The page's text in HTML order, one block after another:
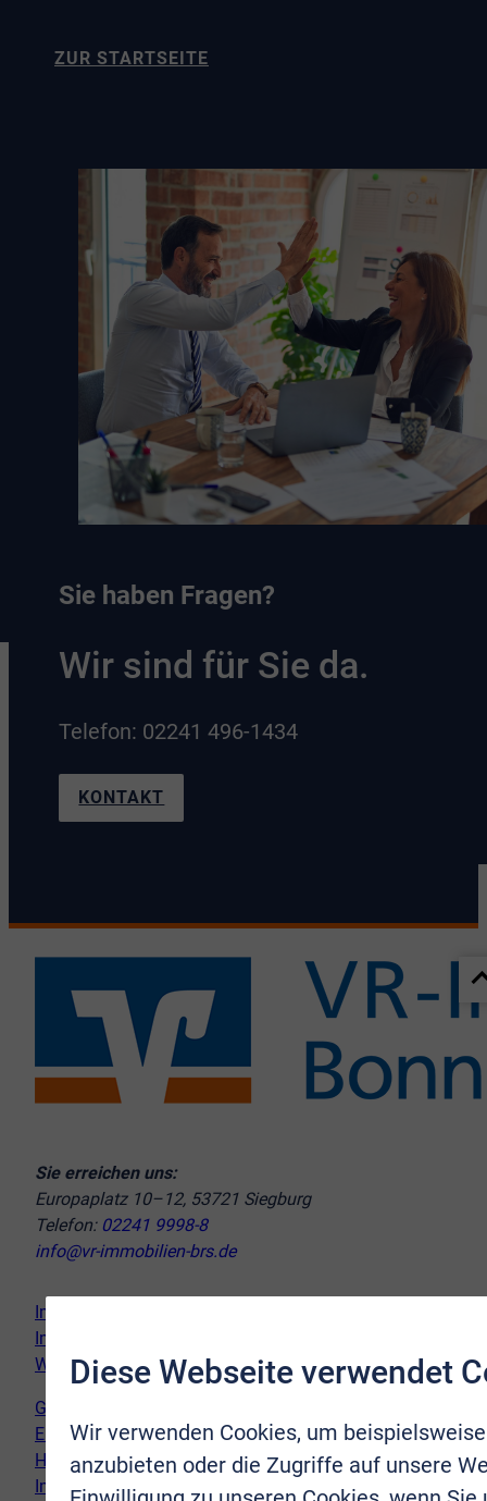
ZUR STARTSEITE
Sie haben Fragen?
Wir sind für Sie da.
Telefon: 02241 496-1434
KONTAKT
Sie erreichen uns:
Europaplatz 10–12, 53721 Siegburg
Telefon: 02241 9998-8
info@vr-immobilien-brs.de
Immobilie verkaufen
Immobilie kaufen
Wir vor Ort
Genderhinweis
Erklärung zur Barrierefreiheit
Hinweispflicht Newsletter
Impressum
Diese Webseite verwendet
Wir verwenden Cookies, um
anzubieten oder die Zugriffe auf unsere